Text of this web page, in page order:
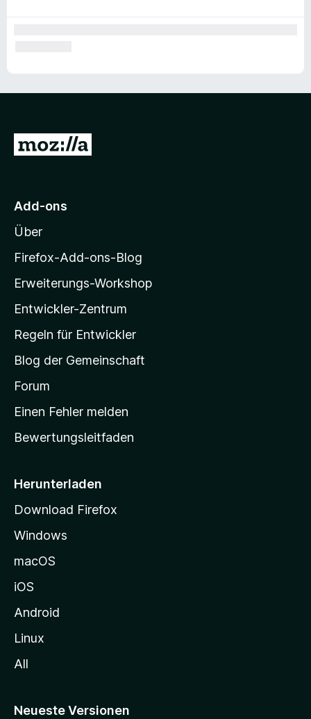
Z
M
z
i
l
a
-
t
a
r
s
i
e
g
e
n
Add-ons
Über
Firefox-Add-ons-Blog
Erweiterungs-Workshop
Entwickler-Zentrum
Regeln für Entwickler
Blog der Gemeinschaft
Forum
Einen Fehler melden
Bewertungsleitfaden
Herunterladen
Download Firefox
Windows
macOS
iOS
Android
Linux
All
Neueste Versionen